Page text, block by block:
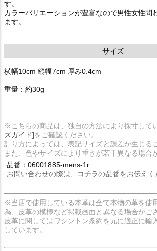
す。
カラーバリエーションが豊富なので男性女性問
ます。
サイズ
横幅10cm 縦幅7cm 厚み0.4cm
重量：約30g
※こちらの商品は、独自の方法により採寸して
ズガイド]をご確認ください。
計り方によっては、表記サイズと誤差が生じる
また、色やサイズにより重さが若干異なる場合
品番：06001885-mens-1r
お問い合わせの際は、コチラの品番をお伝えく
※当店で使用している本革は全て本物の革を使
為、皮革の模様など掲載画面と異なる場合がご
皮革に関してはワシントン条約を元に適正に輸
しています。